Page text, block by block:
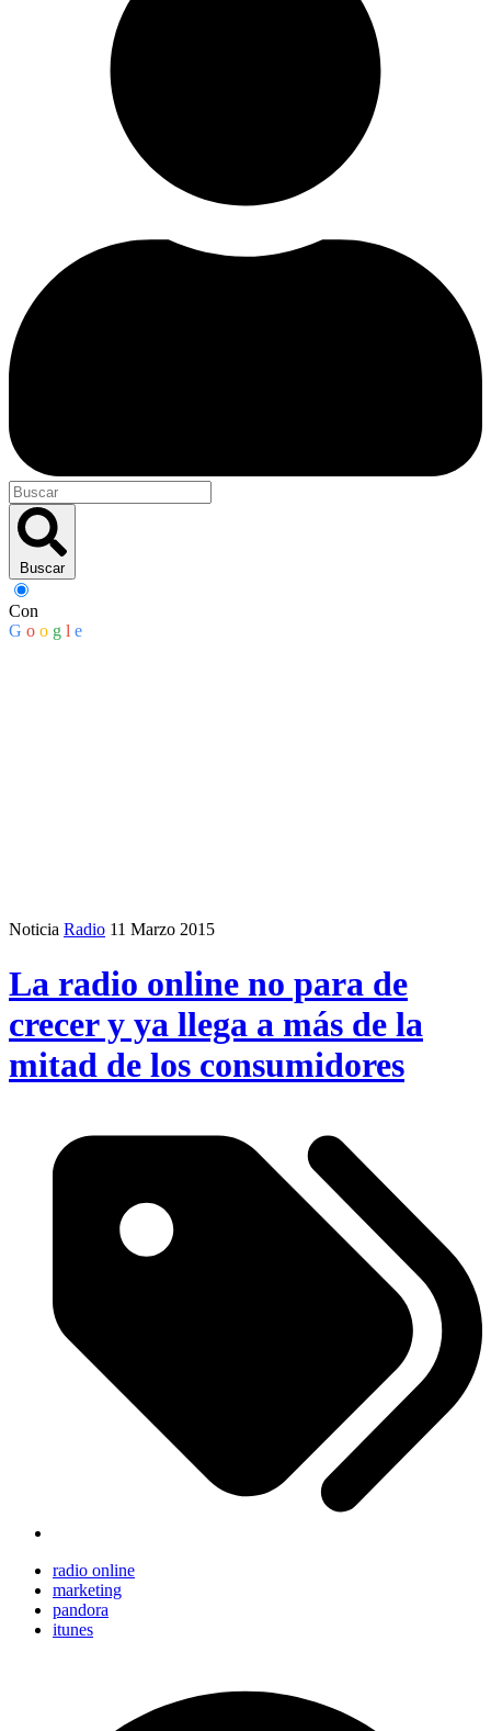
Buscar
Con
G o o g l e
Noticia Radio 11 Marzo 2015
La radio online no para de
crecer y ya llega a más de la
mitad de los consumidores
radio online
marketing
pandora
itunes